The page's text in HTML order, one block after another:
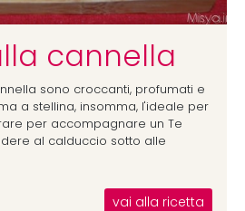
cannella
sono croccanti, profumati e
a stellina, insomma, l'ideale per
per accompagnare un Te
al calduccio sotto alle
vai alla ricetta